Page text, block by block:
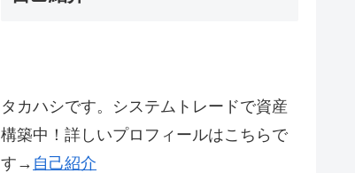
タカハシです。システムトレードで資産
構築中！詳しいプロフィールはこちらで
す→ 自己紹介